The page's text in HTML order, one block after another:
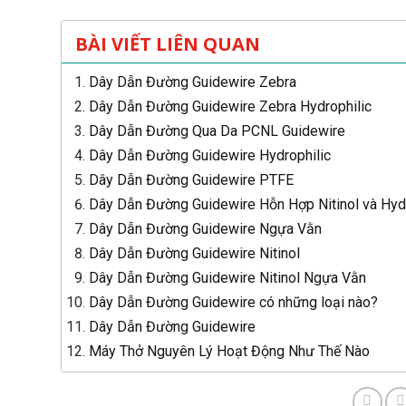
BÀI VIẾT LIÊN QUAN
Dây Dẫn Đường Guidewire Zebra
Dây Dẫn Đường Guidewire Zebra Hydrophilic
Dây Dẫn Đường Qua Da PCNL Guidewire
Dây Dẫn Đường Guidewire Hydrophilic
Dây Dẫn Đường Guidewire PTFE
Dây Dẫn Đường Guidewire Hỗn Hợp Nitinol và
Dây Dẫn Đường Guidewire Ngựa Vằn
Dây Dẫn Đường Guidewire Nitinol
Dây Dẫn Đường Guidewire Nitinol Ngựa Vằn
Dây Dẫn Đường Guidewire có những loại nào?
Dây Dẫn Đường Guidewire
Máy Thở Nguyên Lý Hoạt Động Như Thế Nào